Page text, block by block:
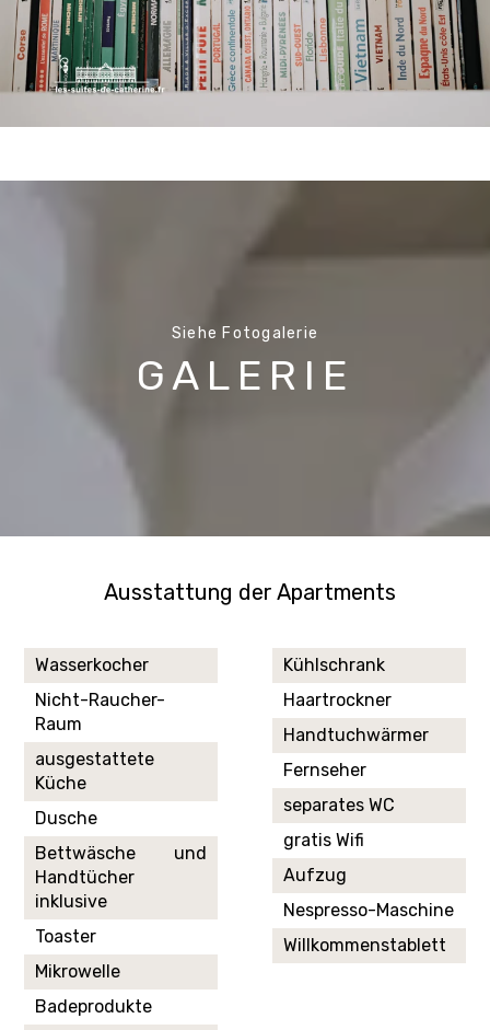
Siehe Fotogalerie
GALERIE
Ausstattung der Apartments
Wasserkocher
Nicht-Raucher-
Raum
ausgestattete
Küche
Dusche
Bettwäsche und
Handtücher
inklusive
Toaster
Mikrowelle
Badeprodukte
Kühlschrank
Haartrockner
Handtuchwärmer
Fernseher
separates WC
gratis Wifi
Aufzug
Nespresso-Maschine
Willkommenstablett